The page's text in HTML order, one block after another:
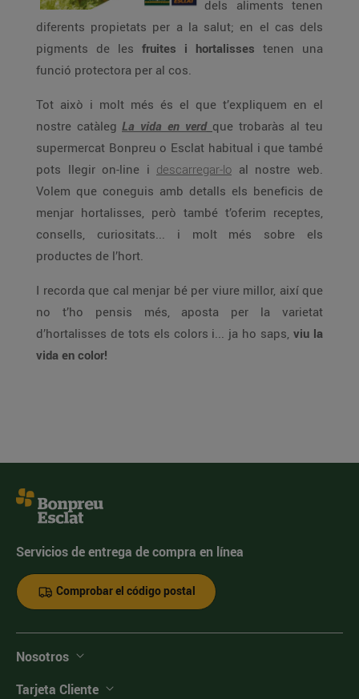
dels aliments tenen
diferents propietats per a la salut; en el cas dels
pigments de les fruites i hortalisses tenen una
funció protectora per al cos.
Tot això i molt més és el que t’expliquem en el
nostre catàleg La vida en verd que trobaràs al teu
supermercat Bonpreu o Esclat habitual i que també
pots llegir on-line i descarregar-lo al nostre web.
Volem que coneguis amb detalls els beneficis de
menjar hortalisses, però també t’oferim receptes,
consells, curiositats... i molt més sobre els
productes de l’hort.
I recorda que cal menjar bé per viure millor, així que
no t’ho pensis més, aposta per la varietat
d’hortalisses de tots els colors i... ja ho saps, viu la
vida en color!
Servicios de entrega de compra en línea
Comprobar el código postal
Nosotros
Tarjeta Cliente